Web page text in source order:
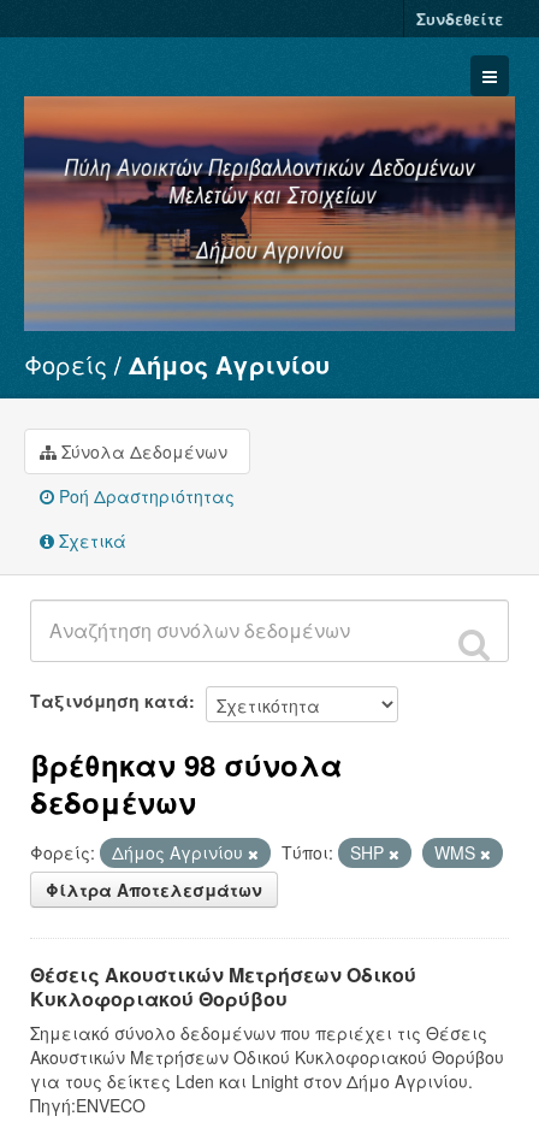
Συνδεθείτε
Σύνολα Δεδομένων
Φορείς
Ομάδες
Σχετικά
Φορείς Δήμος Αγρινίου
Σύνολα Δεδομένων
Ροή Δραστηριότητας
Σχετικά
Ταξινόμηση κατά
βρέθηκαν 98 σύνολα
δεδομένων
Φορείς: Δήμος Αγρινίου Τύποι: SHP
WMS
Φίλτρα Αποτελεσμάτων
Θέσεις Ακουστικών Μετρήσεων Οδικού
Κυκλοφοριακού Θορύβου
Σημειακό σύνολο δεδομένων που περιέχει τις Θέσεις
Ακουστικών Μετρήσεων Οδικού Κυκλοφοριακού Θορύβου
για τους δείκτες Lden και Lnight στον Δήμο Αγρινίου.
Πηγή:ENVECO